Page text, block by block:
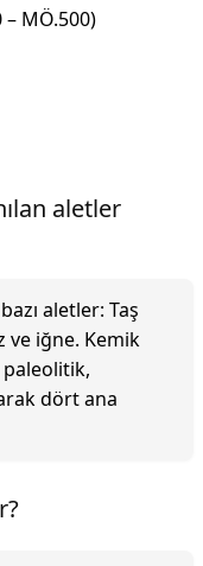
– MÖ.500)
aletler
aletler: Taş
ve iğne. Kemik
paleolitik,
dört ana